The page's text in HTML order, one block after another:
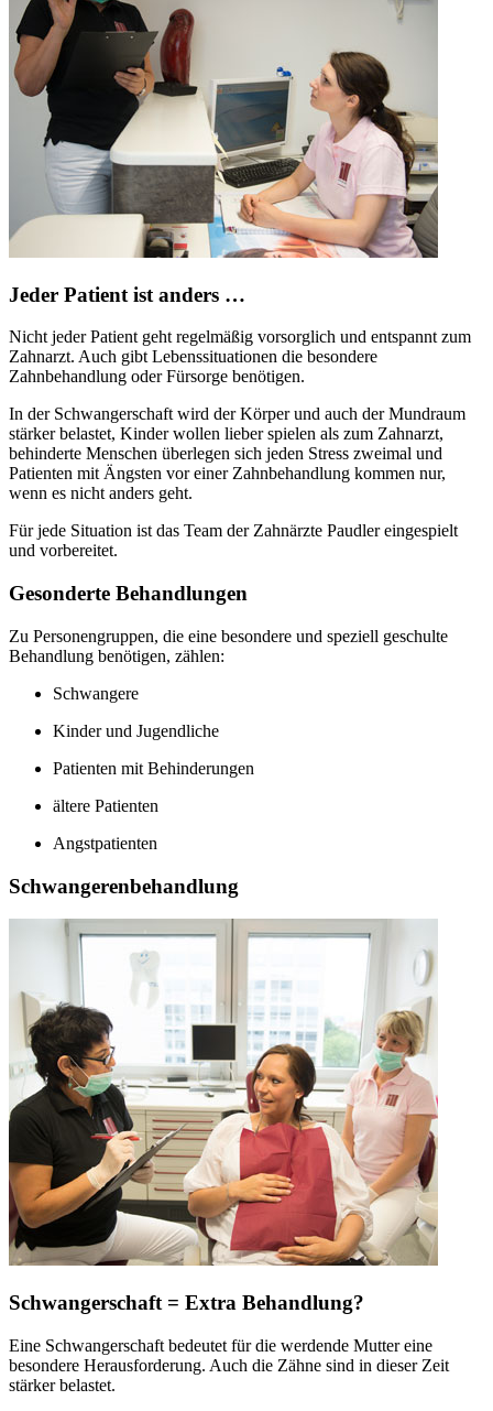
Jeder Patient ist anders …
Nicht jeder Patient geht regelmäßig vorsorglich und entspannt zum
Zahnarzt. Auch gibt Lebenssituationen die besondere
Zahnbehandlung oder Fürsorge benötigen.
In der Schwangerschaft wird der Körper und auch der Mundraum
stärker belastet, Kinder wollen lieber spielen als zum Zahnarzt,
behinderte Menschen überlegen sich jeden Stress zweimal und
Patienten mit Ängsten vor einer Zahnbehandlung kommen nur,
wenn es nicht anders geht.
Für jede Situation ist das Team der Zahnärzte Paudler eingespielt
und vorbereitet.
Gesonderte Behandlungen
Zu Personengruppen, die eine besondere und speziell geschulte
Behandlung benötigen, zählen:
Schwangere
Kinder und Jugendliche
Patienten mit Behinderungen
ältere Patienten
Angstpatienten
Schwangerenbehandlung
Schwangerschaft = Extra Behandlung?
Eine Schwangerschaft bedeutet für die werdende Mutter eine
besondere Herausforderung. Auch die Zähne sind in dieser Zeit
stärker belastet.